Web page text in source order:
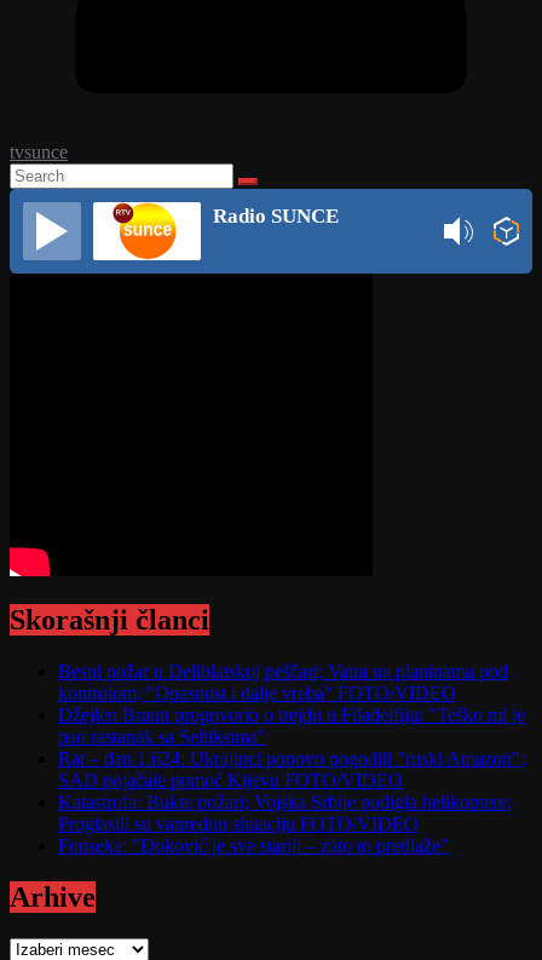
tvsunce
Radio SUNCE
Skorašnji članci
Besni požar u Deliblatskoj peščari; Vatra na planinama pod
kontrolom; "Opasnost i dalje vreba" FOTO/VIDEO
Džejlen Braun progovorio o trejdu u Filadelfiju: "Teško mi je
pao rastanak sa Seltiksima"
Rat – dan 1.624: Ukrajinci ponovo pogodili "ruski Amazon";
SAD pojačale pomoć Kijevu FOTO/VIDEO
Katastrofa: Bukte požari; Vojska Srbije podigla helikoptere;
Proglasili su vanrednu situaciju FOTO/VIDEO
Fonseka: "Đoković je sve stariji – zato to predlaže"
Arhive
Arhive